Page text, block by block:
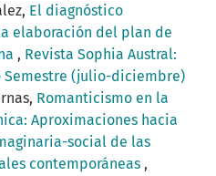
El diagnóstico
elaboración del plan de
, Revista Sophia Austral:
Semestre (julio-diciembre)
Romanticismo en la
Aproximaciones hacia
social de las
contemporáneas ,